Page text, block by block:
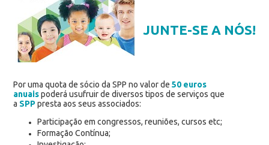
JUNTE-SE A NÓS!
Por uma quota de sócio da SPP no valor de 50 euros
anuaispoderá usufruir de diversos tipos de serviços que
a SPPpresta aos seus associados:
Participação em congressos, reuniões, cursos etc;
Formação Contínua;